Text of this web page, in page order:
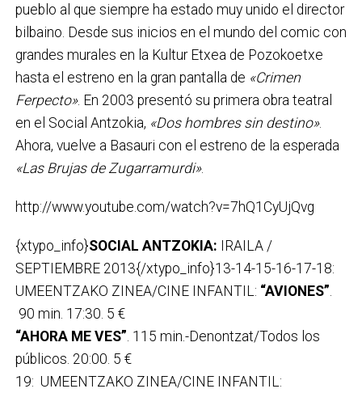
pueblo al que siempre ha estado muy unido el director
bilbaino. Desde sus inicios en el mundo del comic con
grandes murales en la Kultur Etxea de Pozokoetxe
hasta el estreno en la gran pantalla de «Crimen
Ferpecto». En 2003 presentó su primera obra teatral
en el Social Antzokia, «Dos hombres sin destino».
Ahora, vuelve a Basauri con el estreno de la esperada
«Las Brujas de Zugarramurdi».
http://www.youtube.com/watch?v=7hQ1CyUjQvg
{xtypo_info}SOCIAL ANTZOKIA: IRAILA /
SEPTIEMBRE 2013{/xtypo_info}13-14-15-16-17-18:
UMEENTZAKO ZINEA/CINE INFANTIL: “AVIONES”
90 min. 17:30. 5 €
“AHORA ME VES” . 115 min.-Denontzat/Todos los
públicos. 20:00. 5 €
19: UMEENTZAKO ZINEA/CINE INFANTIL: